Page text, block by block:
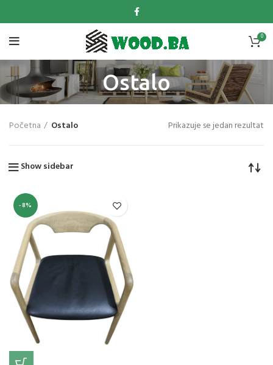
0
Ostalo
Početna Ostalo Prikazuje se jedan rezultat
Show sidebar
-8%